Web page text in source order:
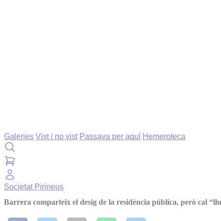
Galeries Vist i no vist Passava per aquí Hemeroteca
Societat Pirineus
Barrera comparteix el desig de la residència pública, però cal